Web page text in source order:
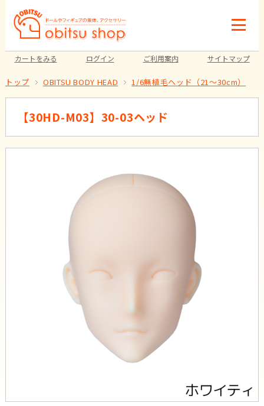
カートをみる ログイン ご利用案内 サイトマップ
トップ OBITSU BODY HEAD 1/6無植毛ヘッド（21～30cm）
【30HD-M03】30-03ヘッド